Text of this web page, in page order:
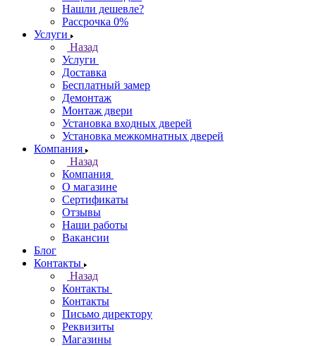
Нашли дешевле?
Рассрочка 0%
Услуги
Назад
Услуги
Доставка
Бесплатный замер
Демонтаж
Монтаж двери
Установка входных дверей
Установка межкомнатных дверей
Компания
Назад
Компания
О магазине
Сертификаты
Отзывы
Наши работы
Вакансии
Блог
Контакты
Назад
Контакты
Контакты
Письмо директору
Реквизиты
Магазины